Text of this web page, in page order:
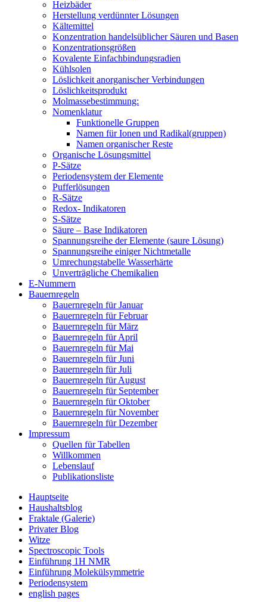
Heizbäder
Herstellung verdünnter Lösungen
Kältemittel
Konzentration handelsüblicher Säuren und Basen
Konzentrationsgrößen
Kovalente Einfachbindungsradien
Kühlsolen
Löslichkeit anorganischer Verbindungen
Löslichkeitsprodukt
Molmassebestimmung:
Nomenklatur
Funktionelle Gruppen
Namen für Ionen und Radikal(gruppen)
Namen organischer Reste
Organische Lösungsmittel
P-Sätze
Periodensystem der Elemente
Pufferlösungen
R-Sätze
Redox- Indikatoren
S-Sätze
Säure – Base Indikatoren
Spannungsreihe der Elemente (saure Lösung)
Spannungsreihe einiger Nichtmetalle
Umrechungstabelle Wasserhärte
Unverträgliche Chemikalien
E-Nummern
Bauernregeln
Bauernregeln für Januar
Bauernregeln für Februar
Bauernregeln für März
Bauernregeln für April
Bauernregeln für Mai
Bauernregeln für Juni
Bauernregeln für Juli
Bauernregeln für August
Bauernregeln für September
Bauernregeln für Oktober
Bauernregeln für November
Bauernregeln für Dezember
Impressum
Quellen für Tabellen
Willkommen
Lebenslauf
Publikationsliste
Hauptseite
Haushaltsblog
Fraktale (Galerie)
Privater Blog
Witze
Spectroscopic Tools
Einführung 1H NMR
Einführung Molekülsymmetrie
Periodensystem
english pages